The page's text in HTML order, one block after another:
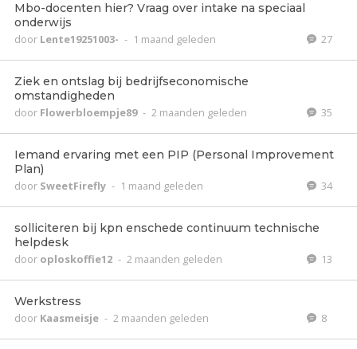
Mbo-docenten hier? Vraag over intake na speciaal
onderwijs
door Lente19251003- - 1 maand geleden 27
Ziek en ontslag bij bedrijfseconomische
omstandigheden
door Flowerbloempje89 - 2 maanden geleden 35
Iemand ervaring met een PIP (Personal Improvement
Plan)
door SweetFirefly - 1 maand geleden 34
solliciteren bij kpn enschede continuum technische
helpdesk
door oploskoffie12 - 2 maanden geleden 13
Werkstress
door Kaasmeisje - 2 maanden geleden 8